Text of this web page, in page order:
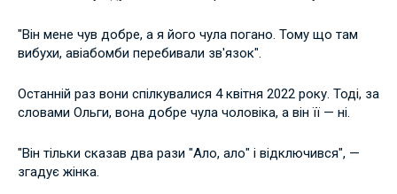
"Він мене чув добре, а я його чула погано. Тому що там
вибухи, авіабомби перебивали зв'язок".
Останній раз вони спілкувалися 4 квітня 2022 року. Тоді, за
словами Ольги, вона добре чула чоловіка, а він її — ні.
"Він тільки сказав два рази "Ало, ало" і відключився", —
згадує жінка.